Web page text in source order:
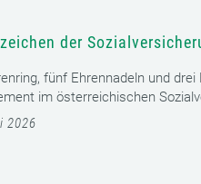
der
fünf Ehrennadeln und
im österreichischen
2026